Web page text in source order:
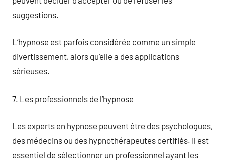
suggestions.
L’hypnose est parfois considérée comme un simple
divertissement, alors qu’elle a des applications
sérieuses.
7. Les professionnels de l’hypnose
Les experts en hypnose peuvent être des psychologues,
des médecins ou des hypnothérapeutes certifiés. Il est
essentiel de sélectionner un professionnel ayant les